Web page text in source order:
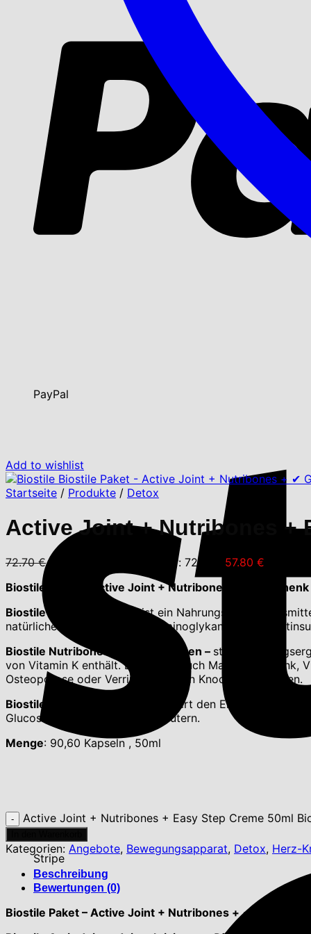
PayPal
Stripe
Add to wishlist
Startseite / Produkte / Detox
Active Joint + Nutribones +
72.70€ Ursprünglicher Preis war: 72.70 € 57.80 €
Biostile Paket – Active Joint + Nutribones + ✔
Biostile Active Joint
– Es ist ein
natürliche Quellen für Glykosaminoglykane
Biostile Nutribones – Nutri-Knochen – st ein
von Vitamin K enthält. Es enthält auch Magnesium, Zink,
Osteoporose oder Verringerung von Knochenproblemen.
Biostile Easy step Creme
reduziert den
Glucosamin, Mineralien und Kräutern.
Menge: 90,60 Kapseln , 50ml
Active Joint + Nutribones + Easy Step Creme 50ml
Kategorien: Angebote, Bewegungsapparat, Detox, Herz-
Beschreibung
Bewertungen (0)
Biostile Paket – Active Joint + Nutribones + ✔